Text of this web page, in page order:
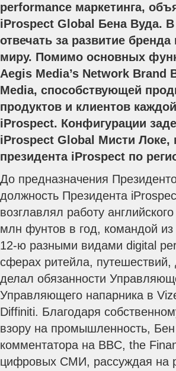
performance маркетинга,
iProspect Global Бена Вуда.
отвечать за развитие
миру. Помимо основных
Aegis Media’s Network Brand
Media, способствующей
продуктов и клиентов
iProspect. Конфигурации
iProspect Global Мисти Локе,
президента iProspect по
До предназначения
должность Президента
возглавлял работу
млн фунтов в год, командой
12-ю разными видами digital
сферах ритейла,
делал обязанности
Управляющего напарника в
Diffiniti. Благодаря
взору на промышленность,
комментатора на BBC, the
цифровых СМИ, рассуждая на